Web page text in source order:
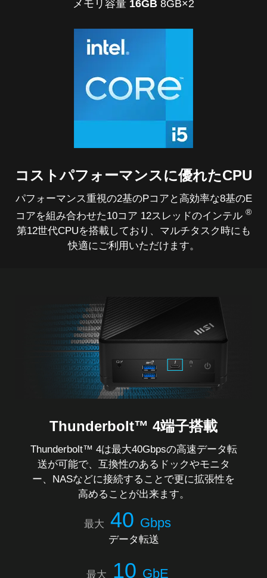
メモリ容量 16GB 8GB×2
コストパフォーマンスに優れたCPU
パフォーマンス重視の2基のPコアと高効率な8基のE
コアを組み合わせた10コア 12スレッドのインテル ®
第12世代CPUを搭載しており、マルチタスク時にも
快適にご利用いただけます。
Thunderbolt™ 4端子搭載
Thunderbolt™ 4は最大40Gbpsの高速データ転
送が可能で、互換性のあるドックやモニタ
ー、NASなどに接続することで更に拡張性を
高めることが出来ます。
最大 40 Gbps
データ転送
最大 10 GbE